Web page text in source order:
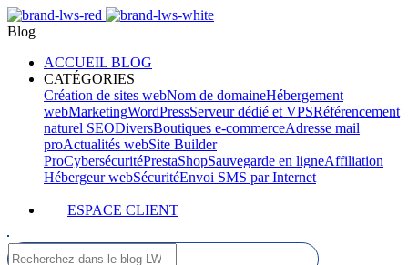
Blog
ACCUEIL BLOG
CATÉGORIES
Création de sites webNom de domaineHébergement
webMarketingWordPressServeur dédié et VPSRéférencement
naturel SEODiversBoutiques e-commerceAdresse mail
proActualités webSite Builder
ProCybersécuritéPrestaShopSauvegarde en ligneAffiliation
Hébergeur webSécuritéEnvoi SMS par Internet
ESPACE CLIENT